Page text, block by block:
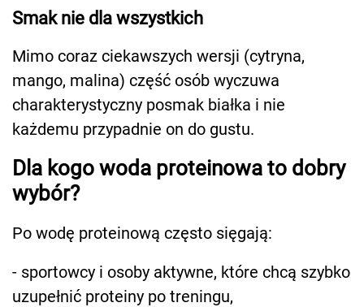
Smak nie dla wszystkich
Mimo coraz ciekawszych wersji (cytryna,
mango, malina) część osób wyczuwa
charakterystyczny posmak białka i nie
każdemu przypadnie on do gustu.
Dla kogo woda proteinowa to dobry
wybór?
Po wodę proteinową często sięgają:
- sportowcy i osoby aktywne, które chcą szybko
uzupełnić proteiny po treningu,